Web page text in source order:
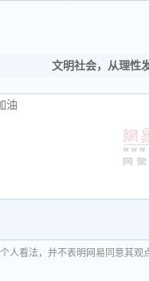
文明社会，从理性
人看法，并不表明网易同意其观